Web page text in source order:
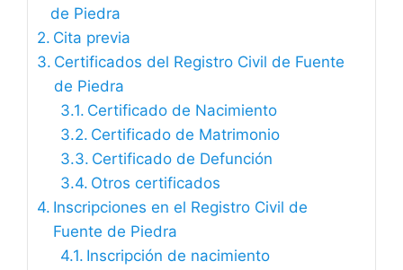
de Piedra
Cita previa
Certificados del Registro Civil de Fuente
de Piedra
Certificado de Nacimiento
Certificado de Matrimonio
Certificado de Defunción
Otros certificados
Inscripciones en el Registro Civil de
Fuente de Piedra
Inscripción de nacimiento